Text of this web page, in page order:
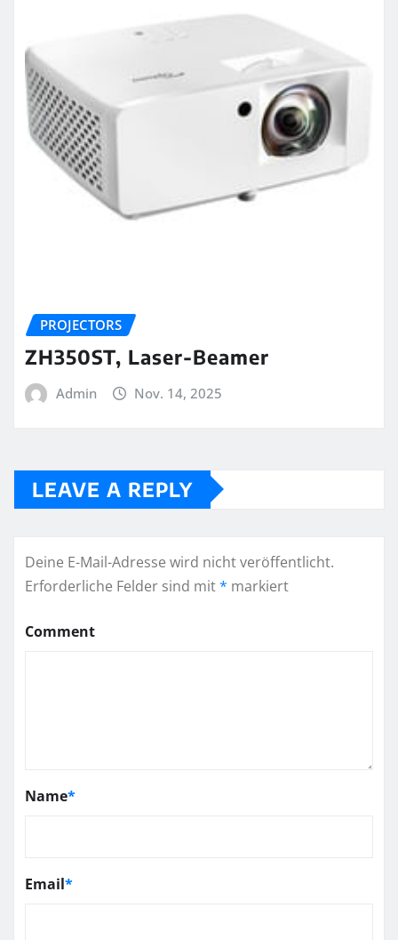
PROJECTORS
ZH350ST, Laser-Beamer
Admin Nov. 14, 2025
LEAVE A REPLY
Deine E-Mail-Adresse wird nicht veröffentlicht.
Erforderliche Felder sind mit* markiert
Comment
Name*
Email*